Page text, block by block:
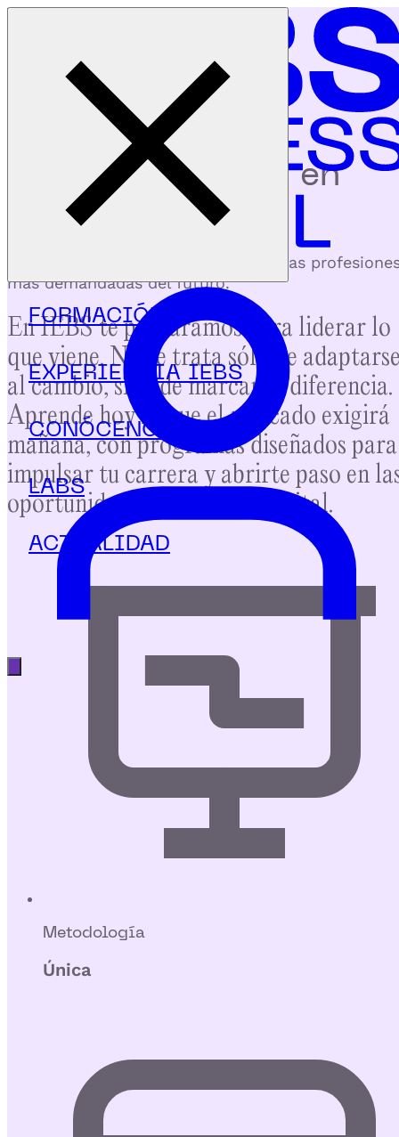
FORMACIÓN
EXPERIENCIA IEBS
CONÓCENOS
LABS
ACTUALIDAD
Inicio
Programas
oferta formativa en
iebs
Toda la formación innovadora para las
más demandadas del futuro.
En IEBS te preparamos para liderar lo
que viene.No se trata sólo de
al cambio, sino de marcar la diferencia.
Aprende hoy lo que el mercado exigirá
mañana, con programas diseñados para
impulsar tu carrera y abrirte paso en
oportunidades del mundo digital.
Metodología
Única